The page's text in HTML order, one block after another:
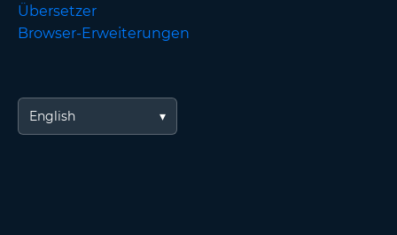
Übersetzer
Browser-Erweiterungen
English